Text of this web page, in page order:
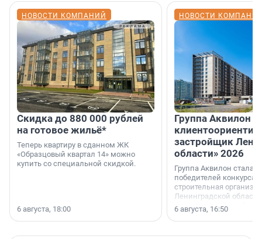
НОВОСТИ КОМПАНИЙ
Скидка до 880 000 рублей
на готовое жильё*
Теперь квартиру в сданном ЖК
«Образцовый квартал 14» можно
купить со специальной скидкой.
6 августа, 18:00
НОВОСТИ
Группа Аквилон
застройщик
области» 2026
Группа Аквилон стала
победителей конкурса
строительная
Ленинградской области
номинации «Самый
застройщик
области».
6 августа, 16:50